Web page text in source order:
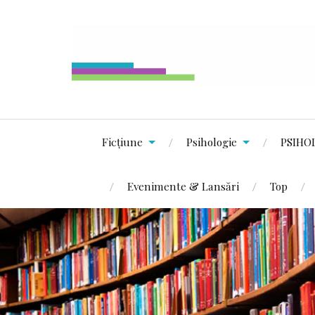
Ficțiune Psihologie
Evenimente & Lansări Top